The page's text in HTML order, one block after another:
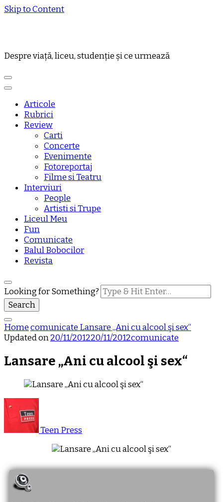
Skip to Content
Despre viață, liceu, studenție și ce urmează
Articole
Rubrici
Review
Carti
Concerte
Evenimente
Fotoreportaj
Filme si Teatru
Interviuri
People
Artisti si Trupe
Liceul Meu
Fun
Comunicate
Balul Bobocilor
Revista
Looking for Something?
Homecomunicate Lansare „Ani cu alcool şi sex“
Updated on20/11/201220/11/2012comunicate
Lansare „Ani cu alcool şi sex“
Teen Press